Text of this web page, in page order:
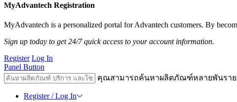
MyAdvantech Registration
MyAdvantech is a personalized portal for Advantech customers. By
Sign up today to get 24/7 quick access to your account information.
Register Log In
Panel Button
คุณสามารถค้นหาผลิตภัณฑ์หลายพันราย
Register / Log In